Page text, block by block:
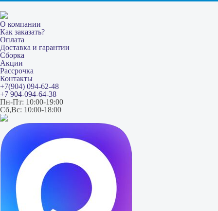
О компании
Как заказать?
Оплата
Доставка и гарантии
Сборка
Акции
Рассрочка
Контакты
+7(904) 094-62-48
+7 904-094-64-38
Пн-Пт: 10:00-19:00
Сб,Вс: 10:00-18:00